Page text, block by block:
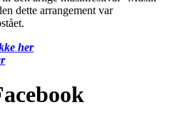
dette arrangement var
her